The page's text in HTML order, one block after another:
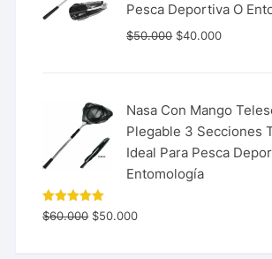
Pesca Deportiva O
$50.000 $40.000
Nasa Con Mango
Plegable 3 Secciones
Ideal Para Pesca
Entomología
Valorado
con 5.00
$60.000 $50.000